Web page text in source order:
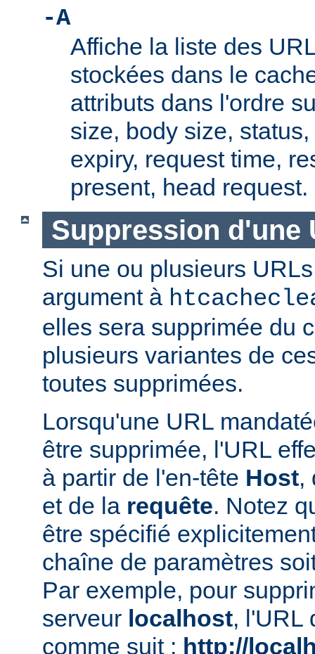
-A
Affiche la liste des
stockées dans le
attributs dans l'ordre
size, body size,
expiry, request time,
present, head request.
Suppression d'une
Si une ou plusieurs
argument à
elles sera supprimée du
plusieurs variantes de
toutes supprimées.
Lorsqu'une URL
être supprimée, l'URL
à partir de l'en-tête Host,
et de la requête. Notez
être spécifié
chaîne de paramètres
Par exemple, pour
serveur localhost, l'URL
comme suit : http://